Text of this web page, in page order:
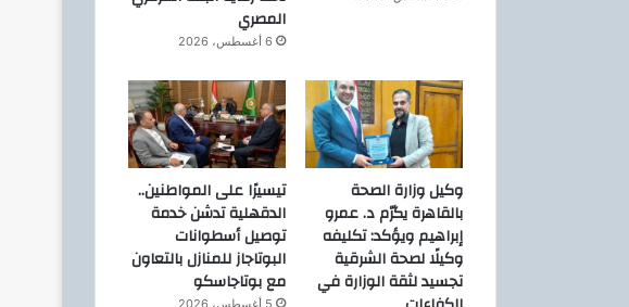
المصري
6 أغسطس، 2026
وكيل وزارة الصحة
بالقاهرة يكرّم د. عمرو
إبراهيم ويؤكد: تكليفه
وكيلًا لصحة الشرقية
تجسيد لثقة الوزارة في
تيسيرًا على المواطنين..
الدقهلية تدشن خدمة
توصيل أسطوانات
البوتاجاز للمنازل بالتعاون
مع بوتاجاسكو